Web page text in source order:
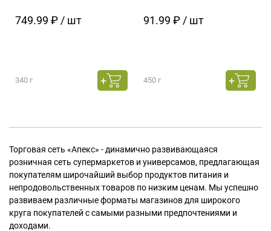
749.99 ₽ / шт
340 г
91.99 ₽ / шт
450 г
Торговая сеть «Апекс» - динамично развивающаяся
розничная сеть супермаркетов и универсамов, предлагающая
покупателям широчайший выбор продуктов питания и
непродовольственных товаров по низким ценам. Мы успешно
развиваем различные форматы магазинов для широкого
круга покупателей с самыми разными предпочтениями и
доходами.